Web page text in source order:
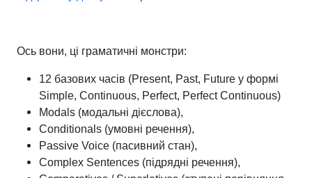
Ось вони, ці граматичні монстри:
12 базових часів (Present, Past, Future у формі
Simple, Continuous, Perfect, Perfect Continuous)
Modals (модальні дієслова),
Conditionals (умовні речення),
Passive Voice (пасивний стан),
Complex Sentences (підрядні речення),